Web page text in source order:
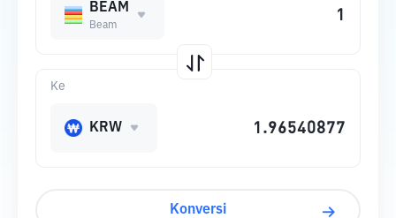
BEAM
Beam
Ke
KRW
Konversi